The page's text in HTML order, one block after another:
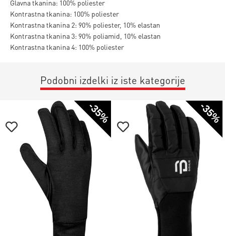
Glavna tkanina: 100% poliester
Kontrastna tkanina: 100% poliester
Kontrastna tkanina 2: 90% poliester, 10% elastan
Kontrastna tkanina 3: 90% poliamid, 10% elastan
Kontrastna tkanina 4: 100% poliester
Podobni izdelki iz iste kategorije
-35% -35%